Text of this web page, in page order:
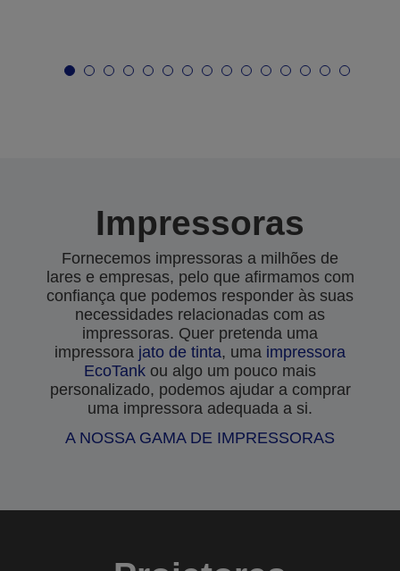
Impressoras
Fornecemos impressoras a milhões de
lares e empresas, pelo que afirmamos com
confiança que podemos responder às suas
necessidades relacionadas com as
impressoras. Quer pretenda uma
impressora jato de tinta, uma impressora
EcoTank ou algo um pouco mais
personalizado, podemos ajudar a comprar
uma impressora adequada a si.
A NOSSA GAMA DE IMPRESSORAS